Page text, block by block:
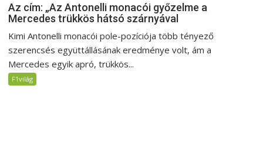
Az cím: „Az Antonelli monacói győzelme a
Mercedes trükkös hátsó szárnyával
Kimi Antonelli monacói pole-pozíciója több tényező
szerencsés együttállásának eredménye volt, ám a
Mercedes egyik apró, trükkös...
F1világ